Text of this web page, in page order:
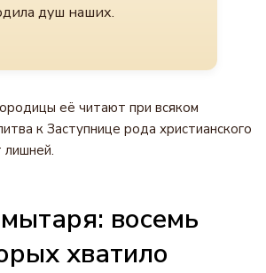
душ наших.
её читают при всяком
к Заступнице рода христианского
лишней.
восемь
хватило